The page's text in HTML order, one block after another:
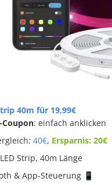
40m für 19,99€
: einfach anklicken
40€, Ersparnis: 20€
Strip, 40m Länge
& App-Steuerung 📱